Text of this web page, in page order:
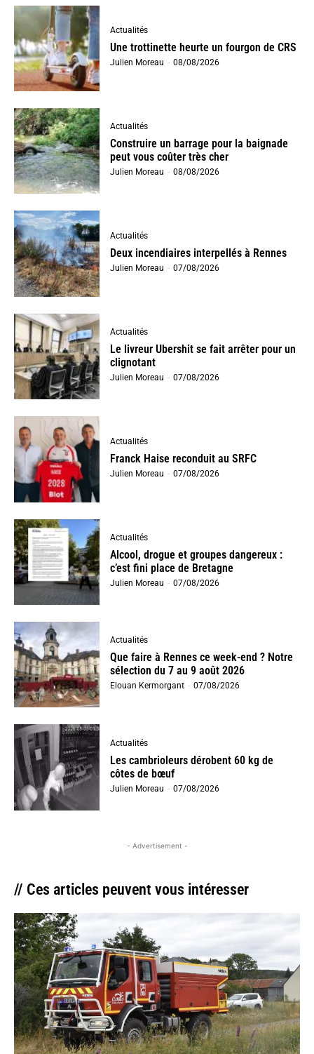
Actualités
Une trottinette heurte un fourgon de CRS
Julien Moreau - 08/08/2026
Actualités
Construire un barrage pour la baignade
peut vous coûter très cher
Julien Moreau - 08/08/2026
Actualités
Deux incendiaires interpellés à Rennes
Julien Moreau - 07/08/2026
Actualités
Le livreur Ubershit se fait arrêter pour un
clignotant
Julien Moreau - 07/08/2026
Actualités
Franck Haise reconduit au SRFC
Julien Moreau - 07/08/2026
Actualités
Alcool, drogue et groupes dangereux :
c’est fini place de Bretagne
Julien Moreau - 07/08/2026
Actualités
Que faire à Rennes ce week-end ? Notre
sélection du 7 au 9 août 2026
Elouan Kermorgant - 07/08/2026
Actualités
Les cambrioleurs dérobent 60 kg de
côtes de bœuf
Julien Moreau - 07/08/2026
- Advertisement -
// Ces articles peuvent vous intéresser